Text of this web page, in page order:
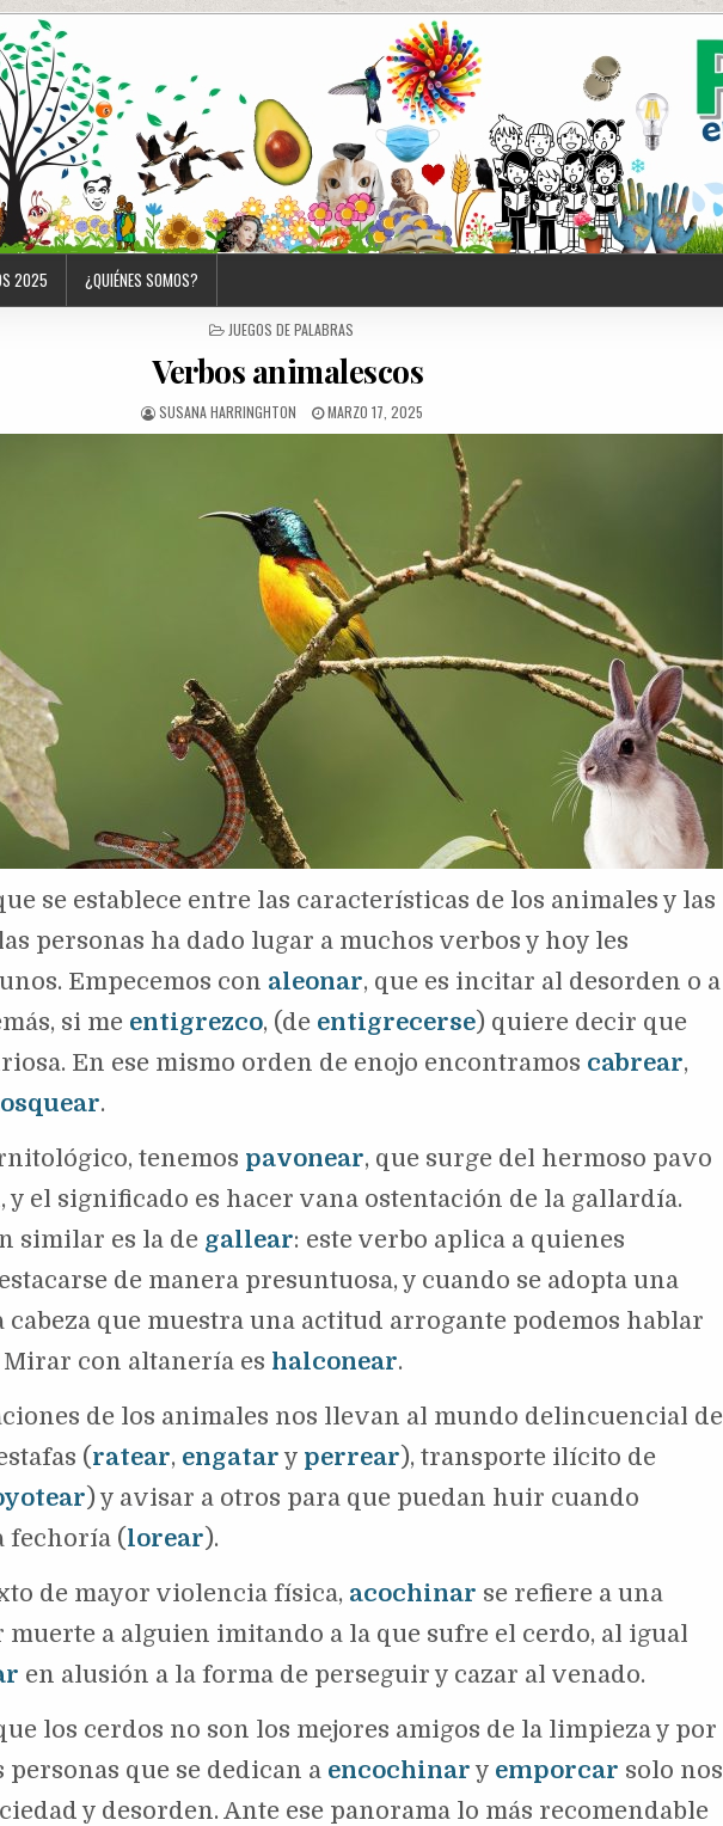
2025 ¿QUIÉNES SOMOS?
POSTED
JUEGOS DE PALABRAS
Verbos animalescos
SUSANA HARRINGHTON MARZO 17, 2025
se establece entre las características de los animales y las
personas ha dado lugar a muchos verbos y hoy les
Empecemos con aleonar, que es incitar al desorden o a
si me entigrezco, (de entigrecerse) quiere decir que
En ese mismo orden de enojo encontramos cabrear,
.
tenemos pavonear, que surge del hermoso pavo
y el significado es hacer vana ostentación de la gallardía.
similar es la de gallear: este verbo aplica a quienes
de manera presuntuosa, y cuando se adopta una
cabeza que muestra una actitud arrogante podemos hablar
Mirar con altanería es halconear.
de los animales nos llevan al mundo delincuencial de
(ratear, engatar y perrear), transporte ilícito de
) y avisar a otros para que puedan huir cuando
fechoría (lorear).
de mayor violencia física, acochinar se refiere a una
muerte a alguien imitando a la que sufre el cerdo, al igual
en alusión a la forma de perseguir y cazar al venado.
los cerdos no son los mejores amigos de la limpieza y por
personas que se dedican a encochinar y emporcar solo nos
y desorden. Ante ese panorama lo más recomendable